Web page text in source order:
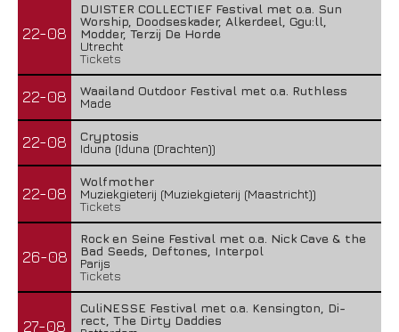
22-08
DUISTER COLLECTIEF Festival met o.a. Sun
Worship, Doodseskader, Alkerdeel, Ggu:ll,
Modder, Terzij De Horde
Utrecht
Tickets
22-08
Waailand Outdoor Festival met o.a. Ruthless
Made
22-08
Cryptosis
Iduna (Iduna (Drachten))
22-08
Wolfmother
Muziekgieterij (Muziekgieterij (Maastricht))
Tickets
26-08
Rock en Seine Festival met o.a. Nick Cave & the
Bad Seeds, Deftones, Interpol
Parijs
Tickets
27-08
CuliNESSE Festival met o.a. Kensington, Di-
rect, The Dirty Daddies